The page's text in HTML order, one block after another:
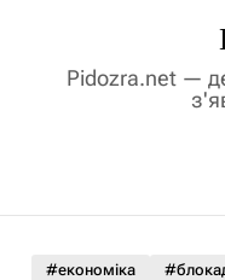
Pidozra.net —
#економіка